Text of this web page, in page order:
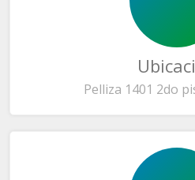
Pelliza 1401 2do